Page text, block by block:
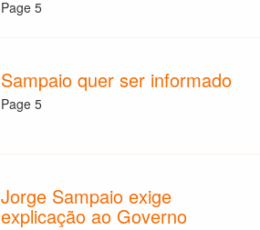
Page 5
Sampaio quer ser informado
Page 5
Jorge Sampaio exige
explicação ao Governo